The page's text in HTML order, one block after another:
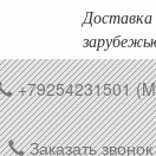
+79254231501
Заказать звонок